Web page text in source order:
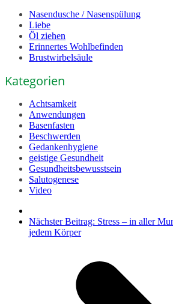
Nasendusche / Nasenspülung
Liebe
Öl ziehen
Erinnertes Wohlbefinden
Brustwirbelsäule
Kategorien
Achtsamkeit
Anwendungen
Basenfasten
Beschwerden
Gedankenhygiene
geistige Gesundheit
Gesundheitsbewusstsein
Salutogenese
Video
Nächster Beitrag: Stress – in aller
jedem Körper